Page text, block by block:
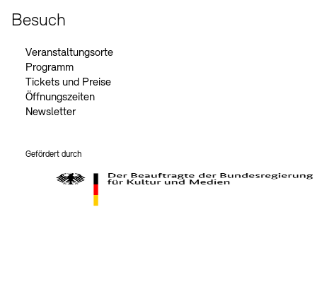
Besuch
Veranstaltungsorte
Programm
Tickets und Preise
Öffnungszeiten
Newsletter
Gefördert durch